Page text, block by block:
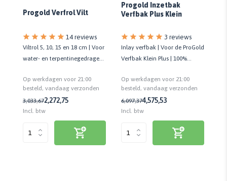
Progold Verfrol Vilt
14 reviews
Viltrol 5, 10, 15 en 18 cm | Voor
water- en terpentinegedragen
Op werkdagen voor 21:00
besteld, vandaag verzonden
3,033,672,272,75
Incl. btw
Progold Inzetbak
Verfbak Plus Klein
3 reviews
Inlay verfbak | Voor de ProGold
Verfbak Klein Plus | 100%
Op werkdagen voor 21:00
besteld, vandaag verzonden
6,097,374,575,53
Incl. btw